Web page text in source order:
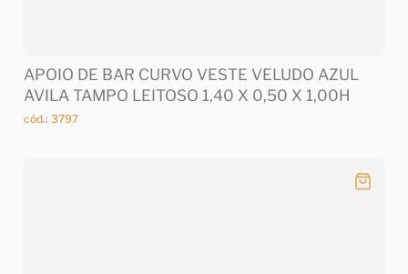
APOIO DE BAR CURVO VESTE VELUDO AZUL
AVILA TAMPO LEITOSO 1,40 X 0,50 X 1,00H
cód.: 3797